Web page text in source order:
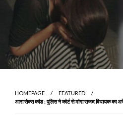
HOMEPAGE
FEATURED
आरा सेक्स कांड : पुलिस ने कोर्ट से मांगा राजद विधायक का